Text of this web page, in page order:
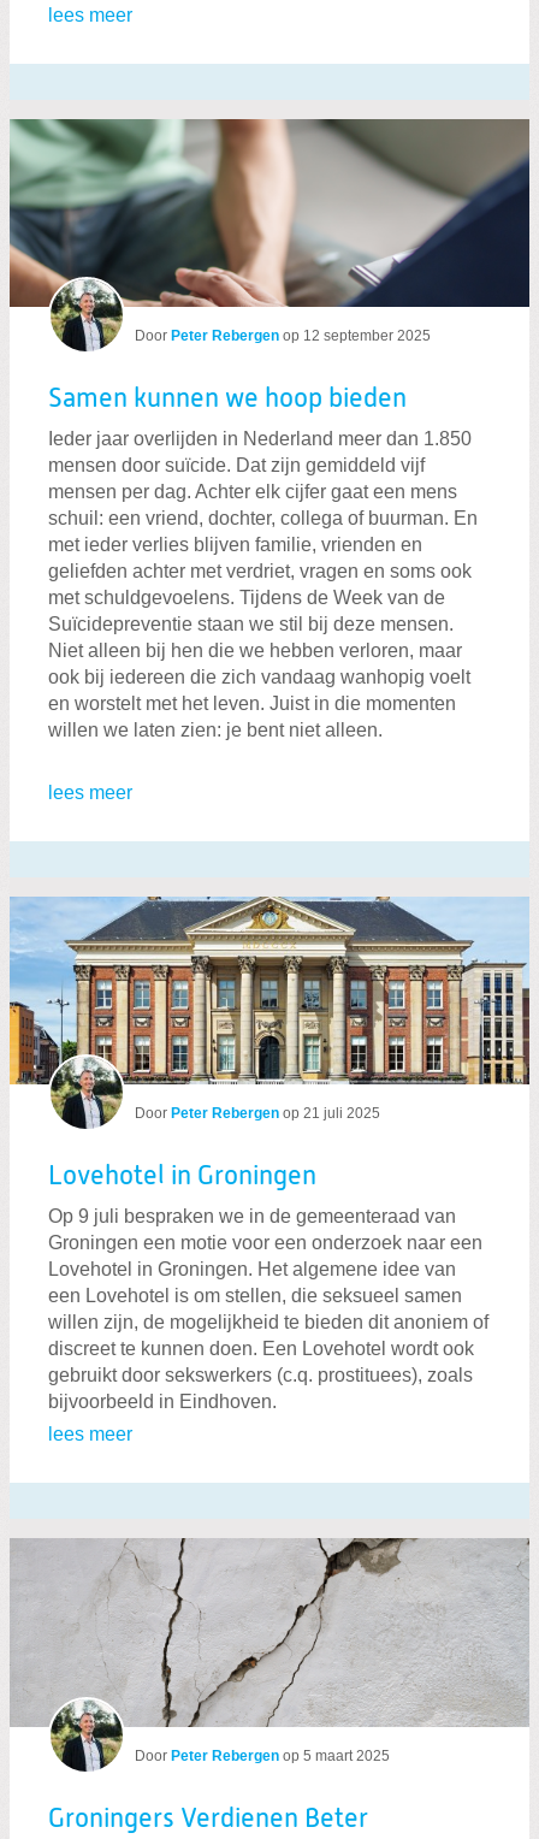
lees meer
Door Peter Rebergen op 12 september 2025
Samen kunnen we hoop bieden
Ieder jaar overlijden in Nederland meer dan 1.850
mensen door suïcide. Dat zijn gemiddeld vijf
mensen per dag. Achter elk cijfer gaat een mens
schuil: een vriend, dochter, collega of buurman. En
met ieder verlies blijven familie, vrienden en
geliefden achter met verdriet, vragen en soms ook
met schuldgevoelens. Tijdens de Week van de
Suïcidepreventie staan we stil bij deze mensen.
Niet alleen bij hen die we hebben verloren, maar
ook bij iedereen die zich vandaag wanhopig voelt
en worstelt met het leven. Juist in die momenten
willen we laten zien: je bent niet alleen.
lees meer
Door Peter Rebergen op 21 juli 2025
Lovehotel in Groningen
Op 9 juli bespraken we in de gemeenteraad van
Groningen een motie voor een onderzoek naar een
Lovehotel in Groningen. Het algemene idee van
een Lovehotel is om stellen, die seksueel samen
willen zijn, de mogelijkheid te bieden dit anoniem of
discreet te kunnen doen. Een Lovehotel wordt ook
gebruikt door sekswerkers (c.q. prostituees), zoals
bijvoorbeeld in Eindhoven.
lees meer
Door Peter Rebergen op 5 maart 2025
Groningers Verdienen Beter